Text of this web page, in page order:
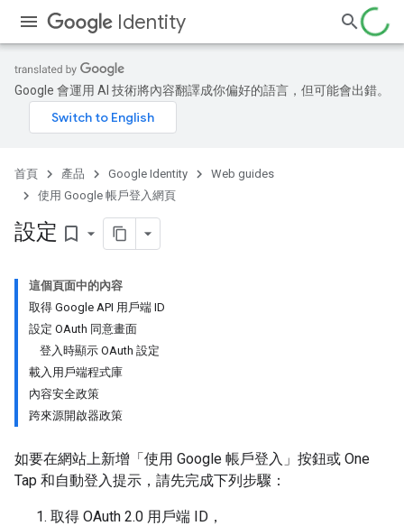
Identity
Google 會運用 AI 技術將內容翻譯成你偏好的語言，但可能會出錯。
首頁 產品 Google Identity
Web guides
使用 Google 帳戶登入網頁
設定 bookmark_border
這個頁面中的內容
取得 Google API 用戶端 ID
設定 OAuth 同意畫面
登入時顯示 OAuth 設定
載入用戶端程式庫
內容安全政策
跨來源開啟器政策
如要在網站上新增「使用 Google 帳戶登入」按鈕或 One
Tap 和自動登入提示，請先完成下列步驟：
取得 OAuth 2.0 用戶端 ID，